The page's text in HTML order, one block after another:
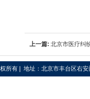
上一篇: 北京市医疗纠
解的公告
所有 | 地址：北京市丰台区